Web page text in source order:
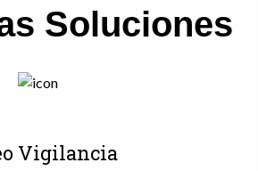
Soluciones
Vigilancia